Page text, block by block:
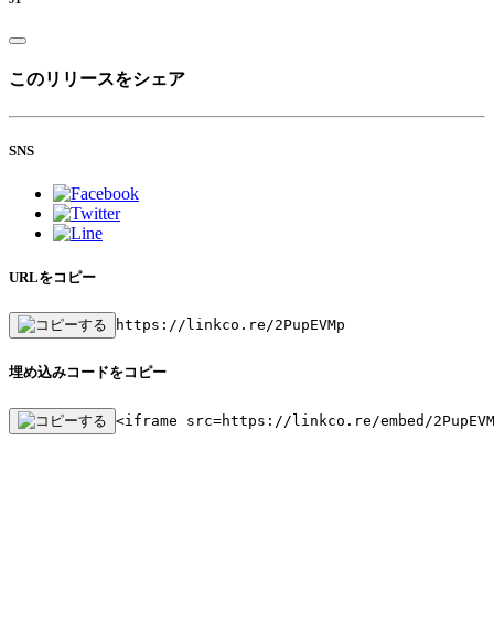
このリリースをシェア
SNS
URLをコピー
https://linkco.re/2PupEVMp
埋め込みコードをコピー
<iframe src=https://linkco.re/embed/